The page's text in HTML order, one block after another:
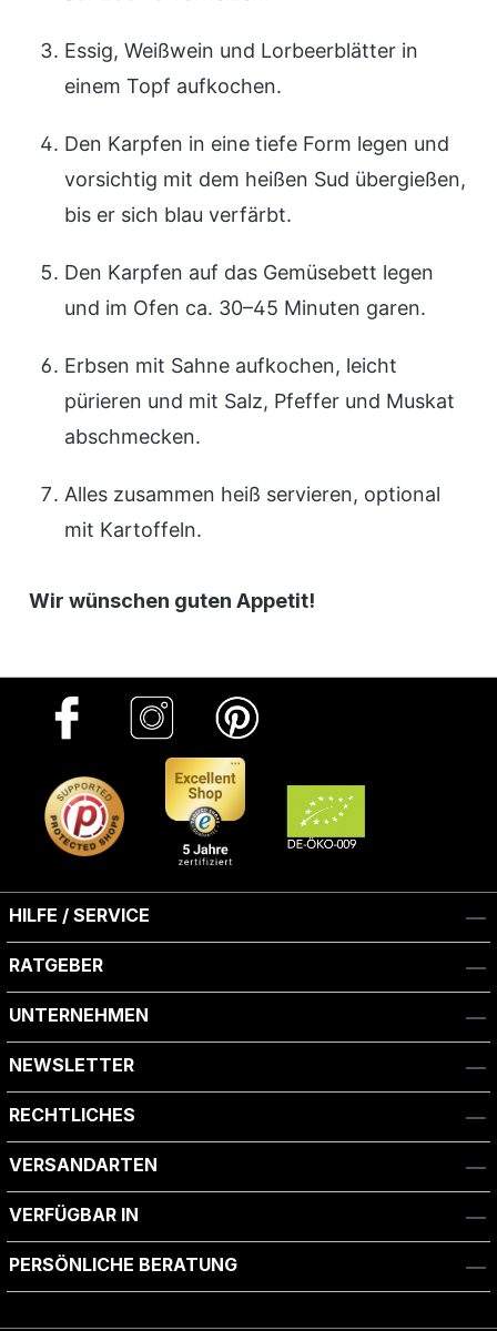
Essig, Weißwein und Lorbeerblätter in
einem Topf aufkochen.
Den Karpfen in eine tiefe Form legen und
vorsichtig mit dem heißen Sud übergießen,
bis er sich blau verfärbt.
Den Karpfen auf das Gemüsebett legen
und im Ofen ca. 30–45 Minuten garen.
Erbsen mit Sahne aufkochen, leicht
pürieren und mit Salz, Pfeffer und Muskat
abschmecken.
Alles zusammen heiß servieren, optional
mit Kartoffeln.
Wir wünschen guten Appetit!
HILFE / SERVICE
RATGEBER
UNTERNEHMEN
NEWSLETTER
RECHTLICHES
VERSANDARTEN
VERFÜGBAR IN
PERSÖNLICHE BERATUNG